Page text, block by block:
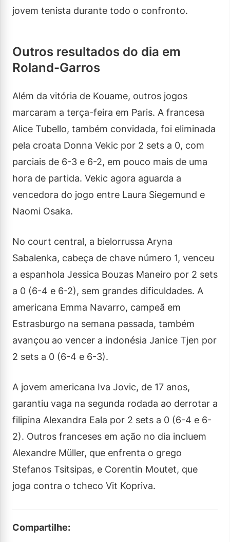
jovem tenista durante todo o confronto.
Outros resultados do dia em
Roland-Garros
Além da vitória de Kouame, outros jogos
marcaram a terça-feira em Paris. A francesa
Alice Tubello, também convidada, foi eliminada
pela croata Donna Vekic por 2 sets a 0, com
parciais de 6-3 e 6-2, em pouco mais de uma
hora de partida. Vekic agora aguarda a
vencedora do jogo entre Laura Siegemund e
Naomi Osaka.
No court central, a bielorrussa Aryna
Sabalenka, cabeça de chave número 1, venceu
a espanhola Jessica Bouzas Maneiro por 2 sets
a 0 (6-4 e 6-2), sem grandes dificuldades. A
americana Emma Navarro, campeã em
Estrasburgo na semana passada, também
avançou ao vencer a indonésia Janice Tjen por
2 sets a 0 (6-4 e 6-3).
A jovem americana Iva Jovic, de 17 anos,
garantiu vaga na segunda rodada ao derrotar a
filipina Alexandra Eala por 2 sets a 0 (6-4 e 6-
2). Outros franceses em ação no dia incluem
Alexandre Müller, que enfrenta o grego
Stefanos Tsitsipas, e Corentin Moutet, que
joga contra o tcheco Vit Kopriva.
Compartilhe: